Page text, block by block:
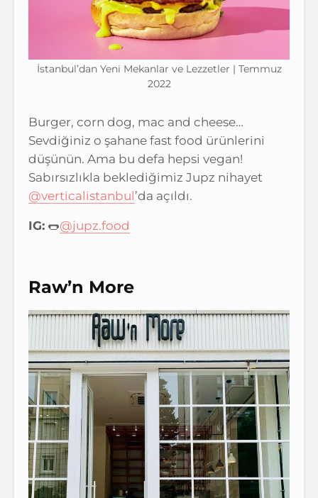
İstanbul’dan Yeni Mekanlar ve Lezzetler | Temmuz
2022
Burger, corn dog, mac and cheese…
Sevdiğiniz o şahane fast food ürünlerini
düşünün. Ama bu defa hepsi vegan!
Sabırsızlıkla beklediğimiz Jupz nihayet
@verticalistanbul’da açıldı.
IG: 🌭@jupz.food
Raw’n More